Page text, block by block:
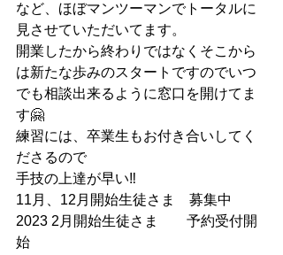
など、ほぼマンツーマンでトータルに
見させていただいてます。
開業したから終わりではなくそこから
は新たな歩みのスタートですのでいつ
でも相談出来るように窓口を開けてま
す🤗
練習には、卒業生もお付き合いしてく
ださるので
手技の上達が早い‼︎
11月、12月開始生徒さま　募集中
2023 2月開始生徒さま　　予約受付開
始